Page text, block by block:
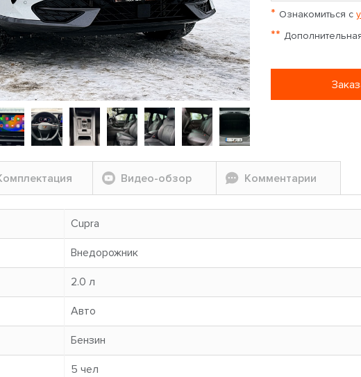
* Ознакомиться с
**
Видео-обзор Комментарии
Cupra
Внедорожник
2.0 л
Авто
Бензин
5 чел